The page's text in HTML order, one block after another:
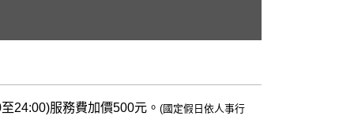
24:00)服務費加價500元。(國定假日依人事行